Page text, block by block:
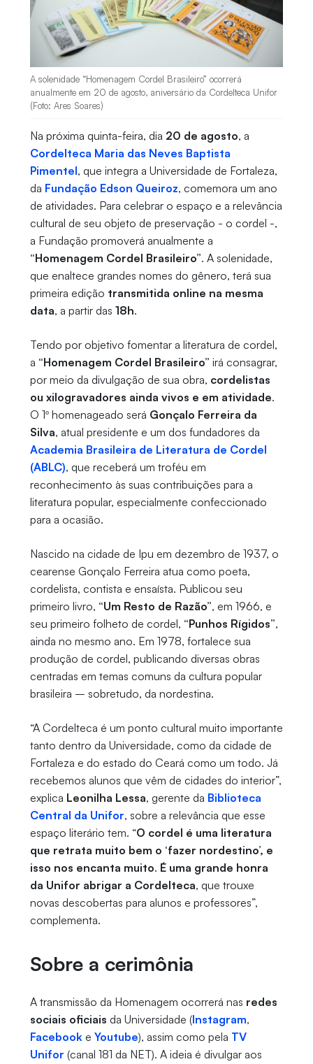
A solenidade “Homenagem Cordel Brasileiro” ocorrerá
anualmente em 20 de agosto, aniversário da Cordelteca Unifor
(Foto: Ares Soares)
Na próxima quinta-feira, dia 20 de agosto, a
Cordelteca Maria das Neves Baptista
Pimentel, que integra a Universidade de Fortaleza,
da Fundação Edson Queiroz, comemora um ano
de atividades. Para celebrar o espaço e a relevância
cultural de seu objeto de preservação - o cordel -,
a Fundação promoverá anualmente a
“Homenagem Cordel Brasileiro”. A solenidade,
que enaltece grandes nomes do gênero, terá sua
primeira edição transmitida online na mesma
data, a partir das 18h.
Tendo por objetivo fomentar a literatura de cordel,
a “Homenagem Cordel Brasileiro” irá consagrar,
por meio da divulgação de sua obra, cordelistas
ou xilogravadores ainda vivos e em atividade.
O 1º homenageado será Gonçalo Ferreira da
Silva, atual presidente e um dos fundadores da
Academia Brasileira de Literatura de Cordel
(ABLC), que receberá um troféu em
reconhecimento às suas contribuições para a
literatura popular, especialmente confeccionado
para a ocasião.
Nascido na cidade de Ipu em dezembro de 1937, o
cearense Gonçalo Ferreira atua como poeta,
cordelista, contista e ensaísta. Publicou seu
primeiro livro, “Um Resto de Razão”, em 1966, e
seu primeiro folheto de cordel, “Punhos Rígidos”,
ainda no mesmo ano. Em 1978, fortalece sua
produção de cordel, publicando diversas obras
centradas em temas comuns da cultura popular
brasileira – sobretudo, da nordestina.
“A Cordelteca é um ponto cultural muito importante
tanto dentro da Universidade, como da cidade de
Fortaleza e do estado do Ceará como um todo. Já
recebemos alunos que vêm de cidades do interior”,
explica Leonilha Lessa, gerente da Biblioteca
Central da Unifor, sobre a relevância que esse
espaço literário tem. “O cordel é uma literatura
que retrata muito bem o ‘fazer nordestino’, e
isso nos encanta muito. É uma grande honra
da Unifor abrigar a Cordelteca, que trouxe
novas descobertas para alunos e professores”,
complementa.
Sobre a cerimônia
A transmissão da Homenagem ocorrerá nas redes
sociais oficiais da Universidade (Instagram,
Facebooke Youtube), assim como pela TV
Unifor (canal 181 da NET). A ideia é divulgar aos